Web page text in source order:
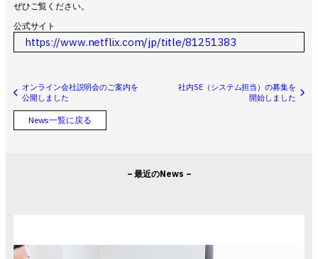
ぜひご覧ください。
公式サイト
https://www.netflix.com/jp/title/81251383
オンライン会社説明会のご案内を
公開しました
社内SE（システム担当）の募集を
開始しました
News一覧に戻る
– 最近のNews –